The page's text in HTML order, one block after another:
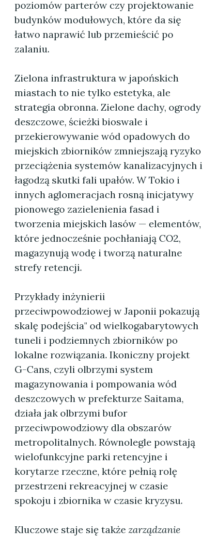
poziomów parterów czy projektowanie
budynków modułowych, które da się
łatwo naprawić lub przemieścić po
zalaniu.
Zielona infrastruktura w japońskich
miastach to nie tylko estetyka, ale
strategia obronna. Zielone dachy, ogrody
deszczowe, ścieżki bioswale i
przekierowywanie wód opadowych do
miejskich zbiorników zmniejszają ryzyko
przeciążenia systemów kanalizacyjnych i
łagodzą skutki fali upałów. W Tokio i
innych aglomeracjach rosną inicjatywy
pionowego zazielenienia fasad i
tworzenia miejskich lasów — elementów,
które jednocześnie pochłaniają CO2,
magazynują wodę i tworzą naturalne
strefy retencji.
Przykłady inżynierii
przeciwpowodziowej w Japonii pokazują
skalę podejścia" od wielkogabarytowych
tuneli i podziemnych zbiorników po
lokalne rozwiązania. Ikoniczny projekt
G-Cans, czyli olbrzymi system
magazynowania i pompowania wód
deszczowych w prefekturze Saitama,
działa jak olbrzymi bufor
przeciwpowodziowy dla obszarów
metropolitalnych. Równolegle powstają
wielofunkcyjne parki retencyjne i
korytarze rzeczne, które pełnią rolę
przestrzeni rekreacyjnej w czasie
spokoju i zbiornika w czasie kryzysu.
Kluczowe staje się także zarządzanie